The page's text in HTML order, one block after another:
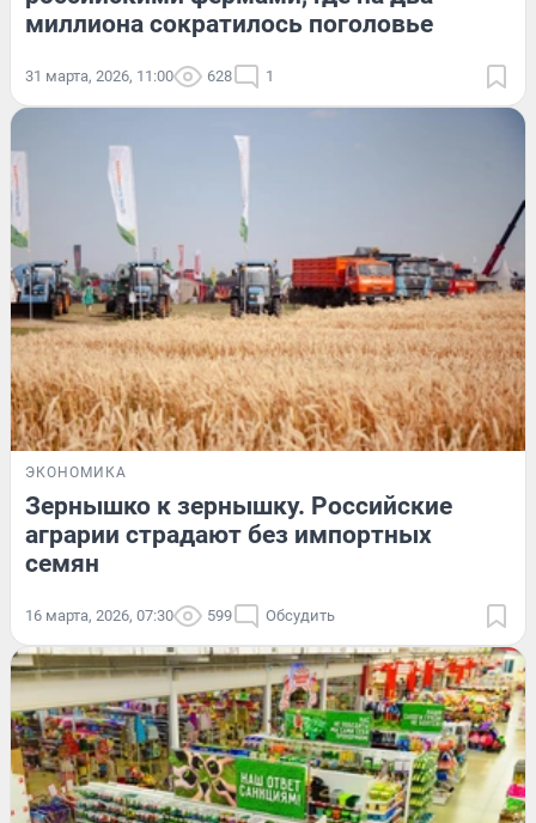
миллиона сократилось поголовье
31 марта, 2026, 11:00 628 1
ЭКОНОМИКА
Зернышко к зернышку. Российские
аграрии страдают без импортных
семян
16 марта, 2026, 07:30 599 Обсудить